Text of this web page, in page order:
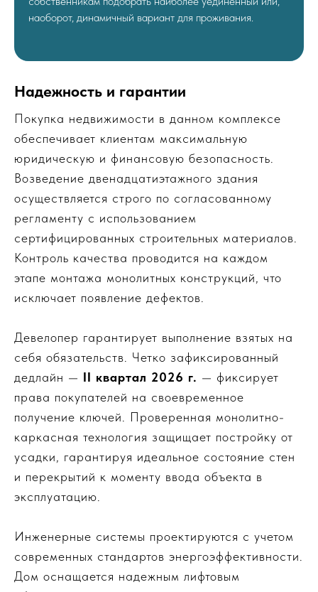
наоборот, динамичный вариант для проживания.
Надежность и гарантии
Покупка недвижимости в данном комплексе
обеспечивает клиентам максимальную
юридическую и финансовую безопасность.
Возведение двенадцатиэтажного здания
осуществляется строго по согласованному
регламенту с использованием
сертифицированных строительных материалов.
Контроль качества проводится на каждом
этапе монтажа монолитных конструкций, что
исключает появление дефектов.
Девелопер гарантирует выполнение взятых на
себя обязательств. Четко зафиксированный
дедлайн — II квартал 2026 г. — фиксирует
права покупателей на своевременное
получение ключей. Проверенная монолитно-
каркасная технология защищает постройку от
усадки, гарантируя идеальное состояние стен
и перекрытий к моменту ввода объекта в
эксплуатацию.
Инженерные системы проектируются с учетом
современных стандартов энергоэффективности.
Дом оснащается надежным лифтовым